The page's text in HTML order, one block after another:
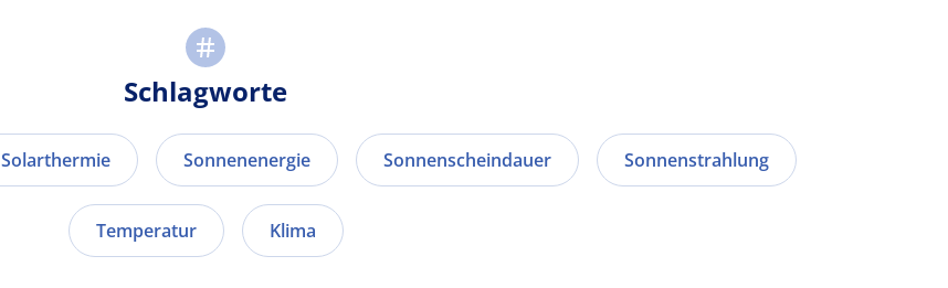
Schlagworte
Solarthermie Sonnenenergie Sonnenscheindauer Sonnenstrahlung
Temperatur Klima